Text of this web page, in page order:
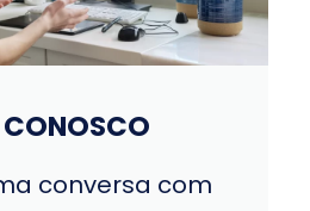
CONOSCO
conversa com